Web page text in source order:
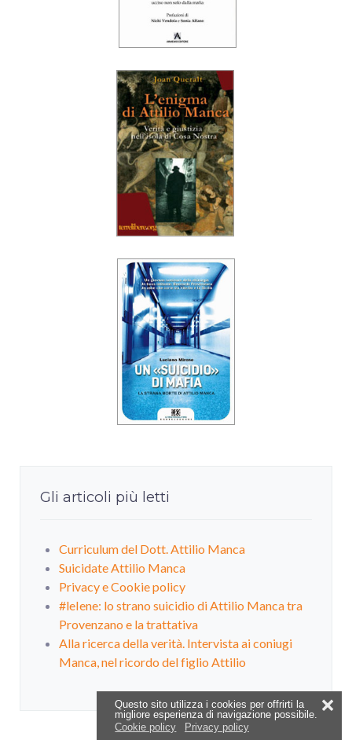
Questo sito utilizza i cookies per offrirti la
migliore esperienza di navigazione possibile.
Cookie policy
Privacy policy
❌
Gli articoli più letti
Curriculum del Dott. Attilio Manca
Suicidate Attilio Manca
Privacy e Cookie policy
#leIene: lo strano suicidio di Attilio Manca tra
Provenzano e la trattativa
Alla ricerca della verità. Intervista ai coniugi
Manca, nel ricordo del figlio Attilio